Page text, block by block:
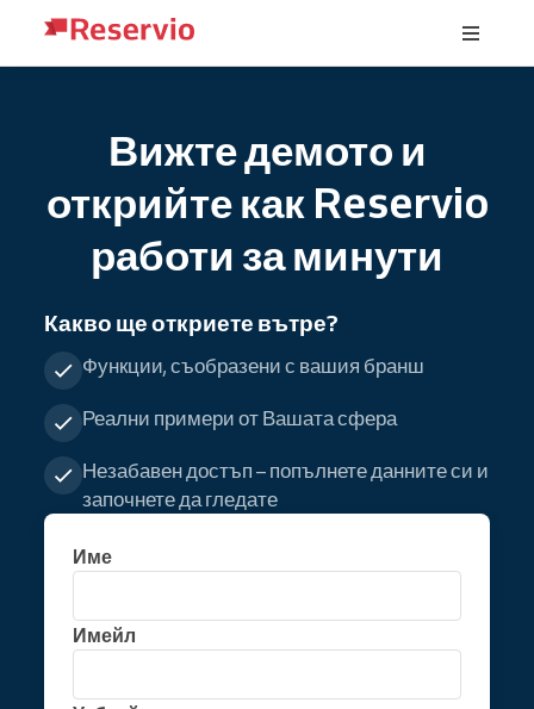
Вижте демото и
открийте как Reservio
работи за минути
Какво ще откриете вътре?
Функции, съобразени с вашия бранш
Реални примери от Вашата сфера
Незабавен достъп – попълнете данните си и
започнете да гледате
Име
Имейл